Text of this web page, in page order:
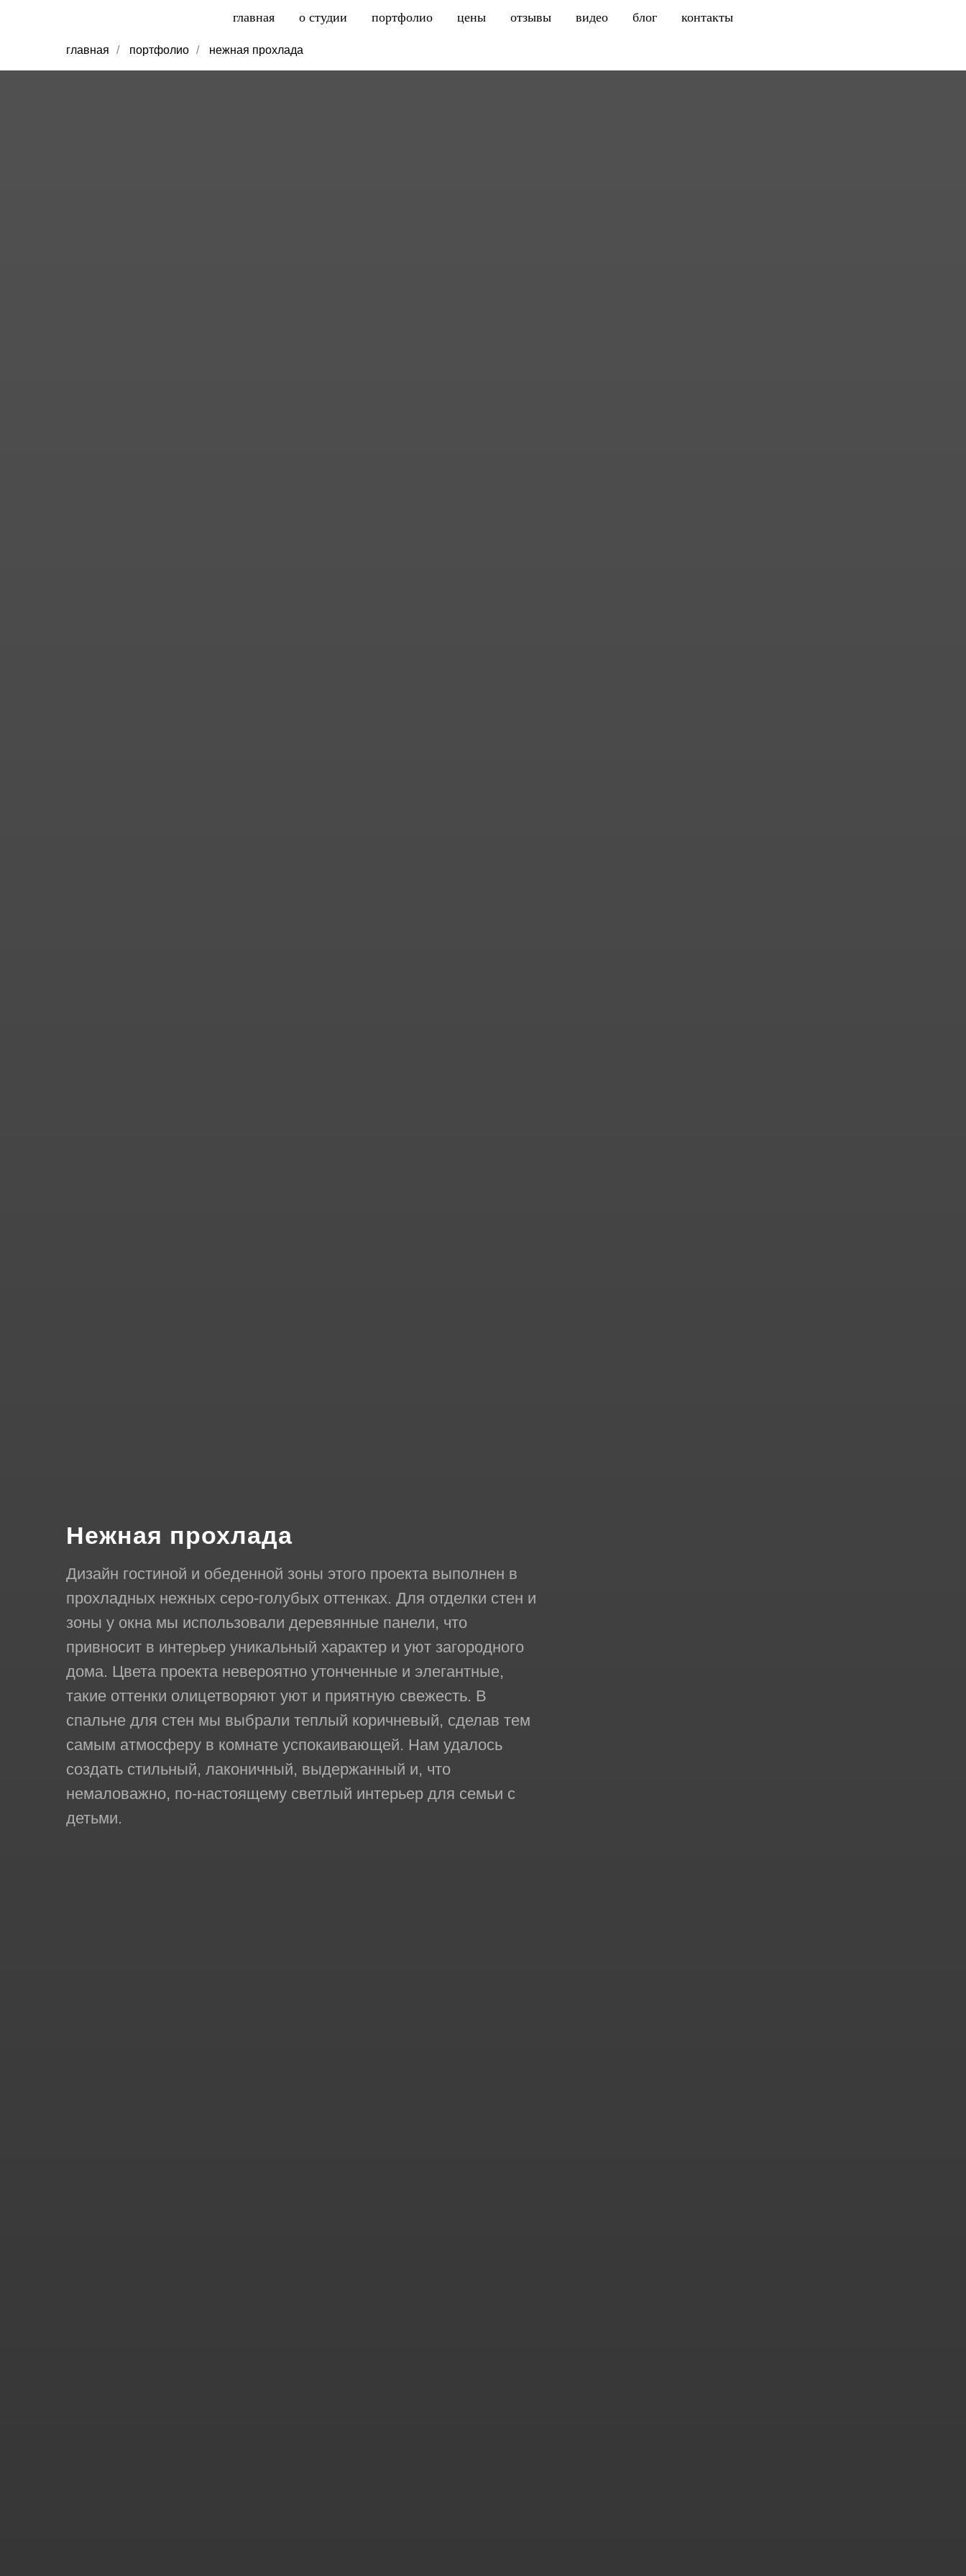
главная о студии портфолио цены отзывы видео блог контакты
главная / портфолио / нежная прохлада
Нежная прохлада
Дизайн гостиной и обеденной зоны этого проекта выполнен в
прохладных нежных серо-голубых оттенках. Для отделки стен и
зоны у окна мы использовали деревянные панели, что
привносит в интерьер уникальный характер и уют загородного
дома. Цвета проекта невероятно утонченные и элегантные,
такие оттенки олицетворяют уют и приятную свежесть. В
спальне для стен мы выбрали теплый коричневый, сделав тем
самым атмосферу в комнате успокаивающей. Нам удалось
создать стильный, лаконичный, выдержанный и, что
немаловажно, по-настоящему светлый интерьер для семьи с
детьми.